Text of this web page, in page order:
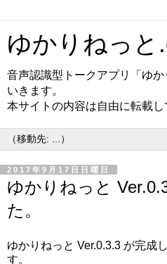
ゆかりねっと
音声認識型トークアプリ「ゆ
いきます。
本サイトの内容は自由に転載し
2017年9月17日日曜日
ゆかりねっと
た。
ゆかりねっと Ver.0.3.3 が完成
す。